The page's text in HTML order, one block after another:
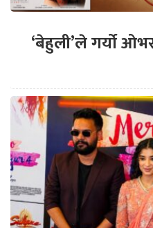
‘बेहुली’ले गर्यो